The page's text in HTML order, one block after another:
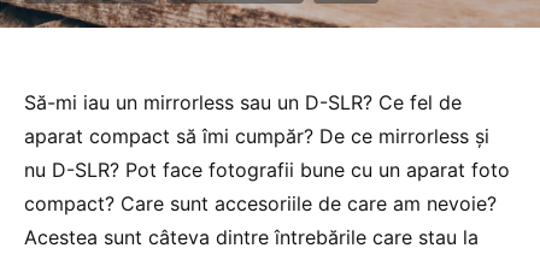
Să-mi iau un mirrorless sau un D-SLR? Ce fel de
aparat compact să îmi cumpăr? De ce mirrorless și
nu D-SLR? Pot face fotografii bune cu un aparat foto
compact? Care sunt accesoriile de care am nevoie?
Acestea sunt câteva dintre întrebările care stau la